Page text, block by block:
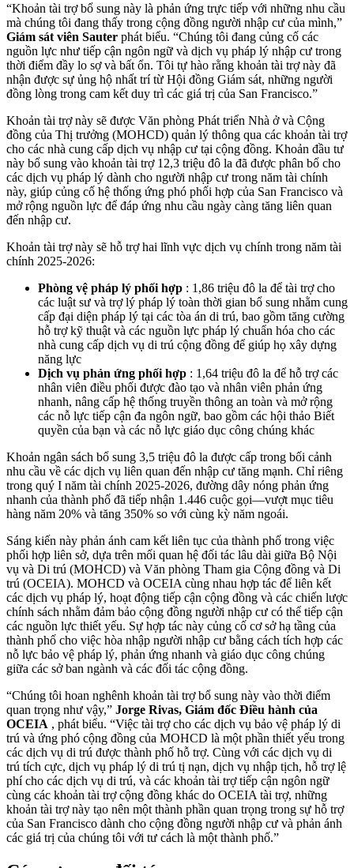
“Khoản tài trợ bổ sung này là phản ứng trực tiếp với những nhu cầu
mà chúng tôi đang thấy trong cộng đồng người nhập cư của mình,”
Giám sát viên Sauter phát biểu. “Chúng tôi đang củng cố các
nguồn lực như tiếp cận ngôn ngữ và dịch vụ pháp lý nhập cư trong
thời điểm đầy lo sợ và bất ổn. Tôi tự hào rằng khoản tài trợ này đã
nhận được sự ủng hộ nhất trí từ Hội đồng Giám sát, những người
đồng lòng trong cam kết duy trì các giá trị của San Francisco.”
Khoản tài trợ này sẽ được Văn phòng Phát triển Nhà ở và Cộng
đồng của Thị trưởng (MOHCD) quản lý thông qua các khoản tài trợ
cho các nhà cung cấp dịch vụ nhập cư tại cộng đồng. Khoản đầu tư
này bổ sung vào khoản tài trợ 12,3 triệu đô la đã được phân bổ cho
các dịch vụ pháp lý dành cho người nhập cư trong năm tài chính
này, giúp củng cố hệ thống ứng phó phối hợp của San Francisco và
mở rộng nguồn lực để đáp ứng nhu cầu ngày càng tăng liên quan
đến nhập cư.
Khoản tài trợ này sẽ hỗ trợ hai lĩnh vực dịch vụ chính trong năm tài
chính 2025-2026:
Phòng vệ pháp lý phối hợp : 1,86 triệu đô la để tài trợ cho
các luật sư và trợ lý pháp lý toàn thời gian bổ sung nhằm cung
cấp đại diện pháp lý tại các tòa án di trú, bao gồm tăng cường
hỗ trợ kỹ thuật và các nguồn lực pháp lý chuẩn hóa cho các
nhà cung cấp dịch vụ di trú cộng đồng để giúp họ xây dựng
năng lực
Dịch vụ phản ứng phối hợp : 1,64 triệu đô la để hỗ trợ các
nhân viên điều phối được đào tạo và nhân viên phản ứng
nhanh, nâng cấp hệ thống truyền thông an toàn và mở rộng
các nỗ lực tiếp cận đa ngôn ngữ, bao gồm các hội thảo Biết
quyền của bạn và các nỗ lực giáo dục công chúng khác
Khoản ngân sách bổ sung 3,5 triệu đô la được cấp trong bối cảnh
nhu cầu về các dịch vụ liên quan đến nhập cư tăng mạnh. Chỉ riêng
trong quý I năm tài chính 2025-2026, đường dây nóng phản ứng
nhanh của thành phố đã tiếp nhận 1.446 cuộc gọi—vượt mục tiêu
hàng năm 20% và tăng 350% so với cùng kỳ năm ngoái.
Sáng kiến này phản ánh cam kết liên tục của thành phố trong việc
phối hợp liên sở, dựa trên mối quan hệ đối tác lâu dài giữa Bộ Nội
vụ và Di trú (MOHCD) và Văn phòng Tham gia Cộng đồng và Di
trú (OCEIA). MOHCD và OCEIA cùng nhau hợp tác để liên kết
các dịch vụ pháp lý, hoạt động tiếp cận cộng đồng và các chiến lược
chính sách nhằm đảm bảo cộng đồng người nhập cư có thể tiếp cận
các nguồn lực thiết yếu. Sự hợp tác này củng cố cơ sở hạ tầng của
thành phố cho việc hòa nhập người nhập cư bằng cách tích hợp các
nỗ lực bảo vệ pháp lý, phản ứng nhanh và giáo dục công chúng
giữa các sở ban ngành và các đối tác cộng đồng.
“Chúng tôi hoan nghênh khoản tài trợ bổ sung này vào thời điểm
quan trọng như vậy,” Jorge Rivas, Giám đốc Điều hành của
OCEIA , phát biểu. “Việc tài trợ cho các dịch vụ bảo vệ pháp lý di
trú và ứng phó cộng đồng của MOHCD là một phần thiết yếu trong
các dịch vụ di trú được thành phố hỗ trợ. Cùng với các dịch vụ di
trú tích cực, dịch vụ pháp lý di trú tị nạn, dịch vụ nhập tịch, hỗ trợ lệ
phí cho các dịch vụ di trú, và các khoản tài trợ tiếp cận ngôn ngữ
cùng các khoản tài trợ cộng đồng khác do OCEIA tài trợ, những
khoản tài trợ này tạo nên một thành phần quan trọng trong sự hỗ trợ
của San Francisco dành cho cộng đồng người nhập cư và phản ánh
các giá trị của chúng tôi với tư cách là một thành phố.”